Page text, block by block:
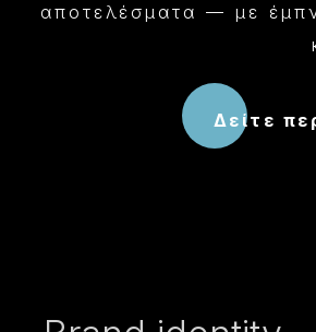
αποτελέσματα — με
Δείτε